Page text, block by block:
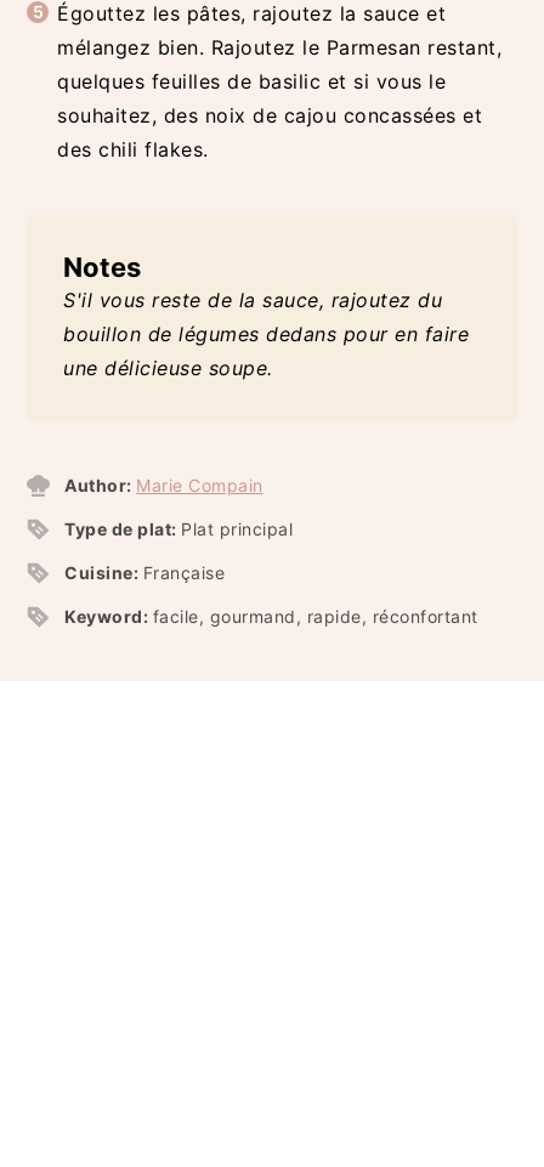
Égouttez les pâtes, rajoutez la sauce et
mélangez bien. Rajoutez le Parmesan restant,
quelques feuilles de basilic et si vous le
souhaitez, des noix de cajou concassées et
des chili flakes.
Notes
S'il vous reste de la sauce, rajoutez du
bouillon de légumes dedans pour en faire
une délicieuse soupe.
Author: Marie Compain
Type de plat: Plat principal
Cuisine: Française
Keyword: facile, gourmand, rapide, réconfortant